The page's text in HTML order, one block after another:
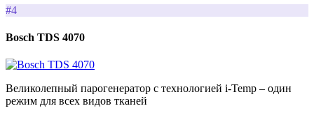
#4
Bosch TDS 4070
Великолепный парогенератор с технологией i-Temp – один
режим для всех видов тканей